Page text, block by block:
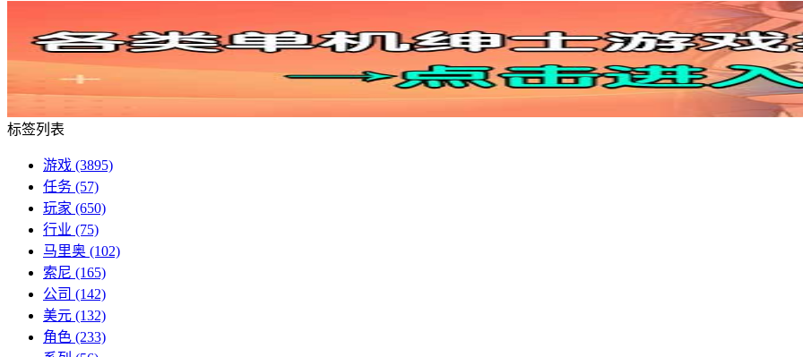
标签列表
游戏 (3895)
任务 (57)
玩家 (650)
行业 (75)
马里奥 (102)
索尼 (165)
公司 (142)
美元 (132)
角色 (233)